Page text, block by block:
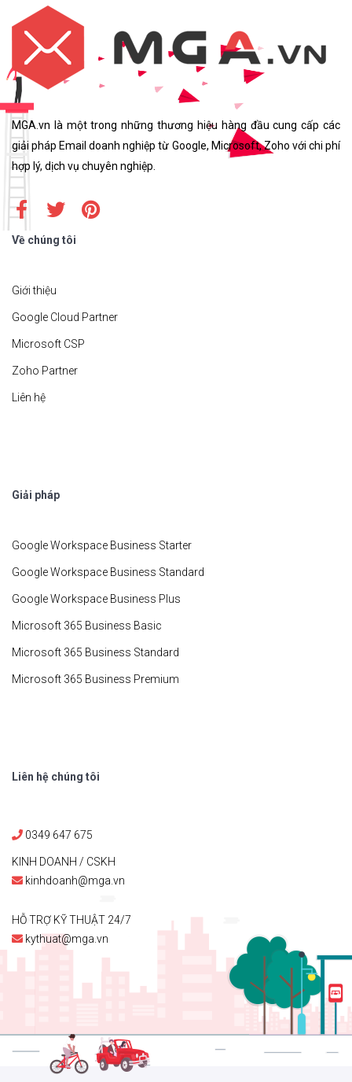
MGA.vn là một trong những thương hiệu hàng đầu cung cấp các
giải pháp Email doanh nghiệp từ Google, Microsoft, Zoho với chi phí
hợp lý, dịch vụ chuyên nghiệp.
Về chúng tôi
Giới thiệu
Google Cloud Partner
Microsoft CSP
Zoho Partner
Liên hệ
Giải pháp
Google Workspace Business Starter
Google Workspace Business Standard
Google Workspace Business Plus
Microsoft 365 Business Basic
Microsoft 365 Business Standard
Microsoft 365 Business Premium
Liên hệ chúng tôi
0349 647 675
KINH DOANH / CSKH
kinhdoanh@mga.vn
HỖ TRỢ KỸ THUẬT 24/7
kythuat@mga.vn